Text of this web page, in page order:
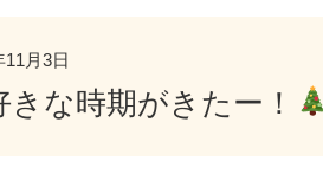
11月3日
きな時期がきたー！